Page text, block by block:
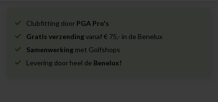
Clubfitting door PGA Pro's
Gratis verzendingvanaf € 75,- in de Benelux
Samenwerking met Golfshops
Levering door heel de Benelux!